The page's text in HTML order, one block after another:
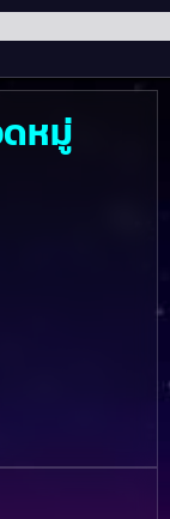
หมู่